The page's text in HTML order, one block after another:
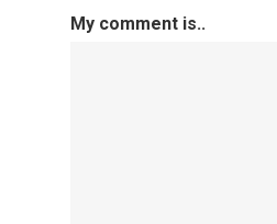
My comment is..